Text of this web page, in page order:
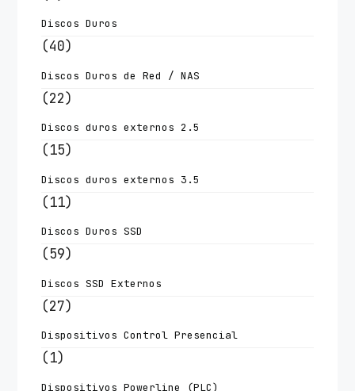
Discos Duros
(40)
Discos Duros de Red / NAS
(22)
Discos duros externos 2.5
(15)
Discos duros externos 3.5
(11)
Discos Duros SSD
(59)
Discos SSD Externos
(27)
Dispositivos Control Presencial
(1)
Dispositivos Powerline (PLC)